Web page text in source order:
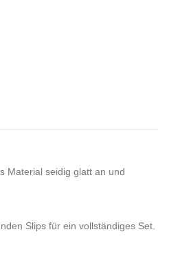
Material seidig glatt an und
Slips für ein vollständiges Set.